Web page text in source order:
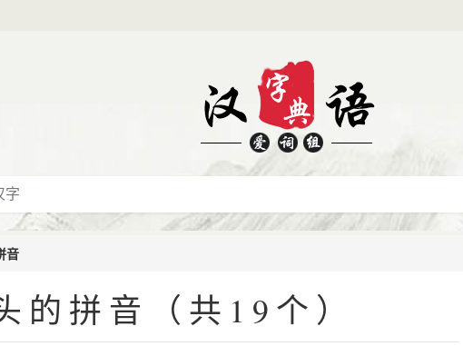
音
的拼音（共19个）